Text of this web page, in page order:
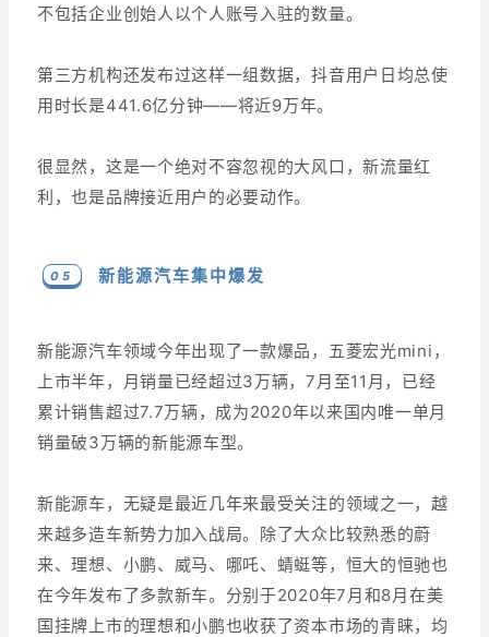
不包括企业创始人以个人账号入驻的数量。
第三方机构还发布过这样一组数据，抖音用户日均总使
用时长是441.6亿分钟——将近9万年。
很显然，这是一个绝对不容忽视的大风口，新流量红
利，也是品牌接近用户的必要动作。
0 5 新能源汽车集中爆发
新能源汽车领域今年出现了一款爆品，五菱宏光mini，
上市半年，月销量已经超过3万辆，7月至11月，已经
累计销售超过7.7万辆，成为2020年以来国内唯一单月
销量破3万辆的新能源车型。
新能源车，无疑是最近几年来最受关注的领域之一，越
来越多造车新势力加入战局。除了大众比较熟悉的蔚
来、理想、小鹏、威马、哪吒、蜻蜓等，恒大的恒驰也
在今年发布了多款新车。分别于2020年7月和8月在美
国挂牌上市的理想和小鹏也收获了资本市场的青睐，均